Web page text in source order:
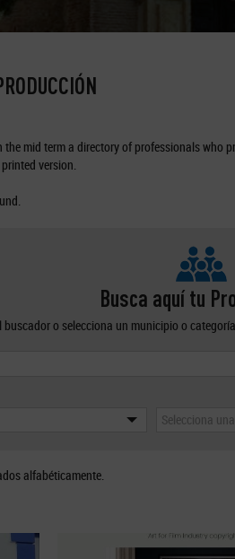
mid term a directory of professionals
version.
Busca aquí tu
buscador o selecciona un municipio o
Selecciona
alfabéticamente.